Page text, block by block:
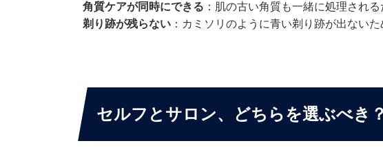
角質ケアが同時にできる ：肌の古い角質も一緒に処理され
剃り跡が残らない ：カミソリのように青い剃り跡が出ない
セルフとサロン、どちらを選ぶべき